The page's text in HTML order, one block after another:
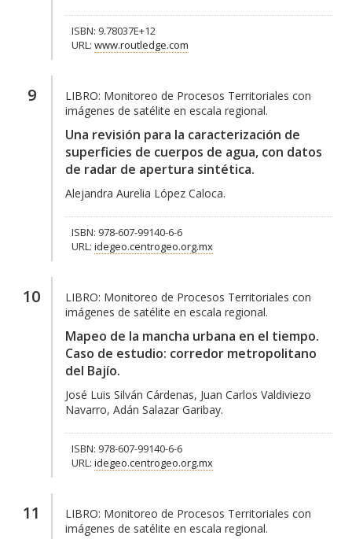
ISBN: 9.78037E+12
URL: www.routledge.com
9 LIBRO: Monitoreo de Procesos Territoriales con
imágenes de satélite en escala regional.
Una revisión para la caracterización de
superficies de cuerpos de agua, con datos
de radar de apertura sintética.
Alejandra Aurelia López Caloca.
ISBN: 978-607-99140-6-6
URL: idegeo.centrogeo.org.mx
10 LIBRO: Monitoreo de Procesos Territoriales con
imágenes de satélite en escala regional.
Mapeo de la mancha urbana en el tiempo.
Caso de estudio: corredor metropolitano
del Bajío.
José Luis Silván Cárdenas, Juan Carlos Valdiviezo
Navarro, Adán Salazar Garibay.
ISBN: 978-607-99140-6-6
URL: idegeo.centrogeo.org.mx
11 LIBRO: Monitoreo de Procesos Territoriales con
imágenes de satélite en escala regional.